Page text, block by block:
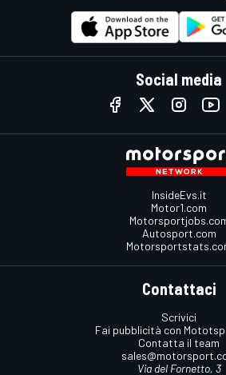
Social media
InsideEvs.it
Motor1.com
Autosport.com
Contattaci
Scrivici
Fai pubblicità con
Contatta il team
Via del Fornetto, 3